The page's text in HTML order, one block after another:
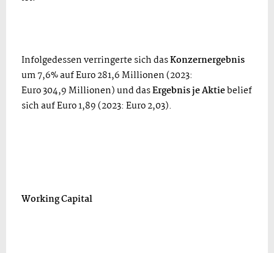
Infolgedessen verringerte sich dasKonzernergebnis
um 7,6% auf Euro 281,6 Millionen (2023:
Euro 304,9 Millionen) und dasErgebnis je Aktiebelief
sich auf Euro 1,89 (2023: Euro 2,03).
Working Capital